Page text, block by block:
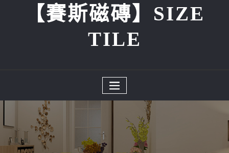
【賽斯磁磚】SIZE
TILE